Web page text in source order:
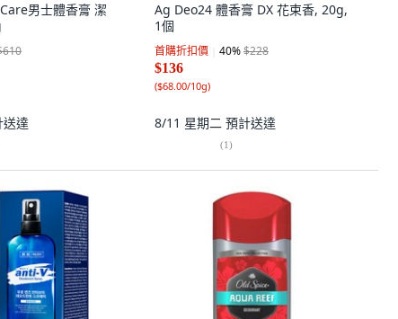
男士體香膏 潔
送達
Ag Deo24 體香膏 DX 花束香, 20g,
1個
首購折扣價 40%$228
$136
($68.00/10g)
8/11 星期二 預計送達
(1)